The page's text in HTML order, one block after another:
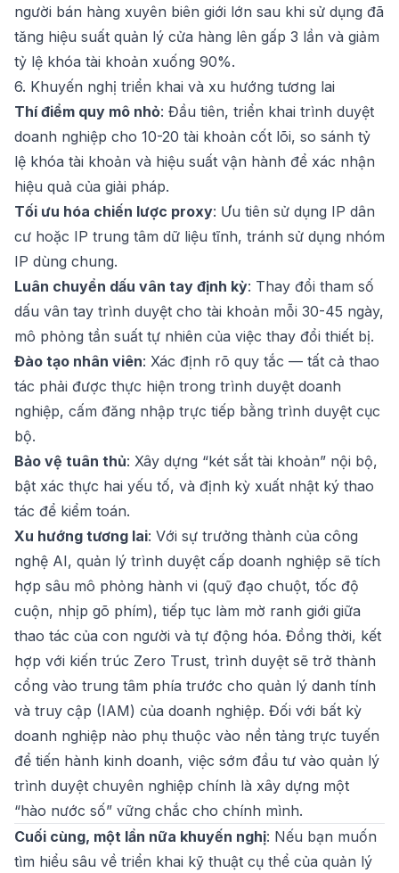
người bán hàng xuyên biên giới lớn sau khi sử dụng đã
tăng hiệu suất quản lý cửa hàng lên gấp 3 lần và giảm
tỷ lệ khóa tài khoản xuống 90%.
6. Khuyến nghị triển khai và xu hướng tương lai
Thí điểm quy mô nhỏ: Đầu tiên, triển khai trình duyệt
doanh nghiệp cho 10-20 tài khoản cốt lõi, so sánh tỷ
lệ khóa tài khoản và hiệu suất vận hành để xác nhận
hiệu quả của giải pháp.
Tối ưu hóa chiến lược proxy: Ưu tiên sử dụng IP dân
cư hoặc IP trung tâm dữ liệu tĩnh, tránh sử dụng nhóm
IP dùng chung.
Luân chuyển dấu vân tay định kỳ: Thay đổi tham số
dấu vân tay trình duyệt cho tài khoản mỗi 30-45 ngày,
mô phỏng tần suất tự nhiên của việc thay đổi thiết bị.
Đào tạo nhân viên: Xác định rõ quy tắc — tất cả thao
tác phải được thực hiện trong trình duyệt doanh
nghiệp, cấm đăng nhập trực tiếp bằng trình duyệt cục
bộ.
Bảo vệ tuân thủ: Xây dựng “két sắt tài khoản” nội bộ,
bật xác thực hai yếu tố, và định kỳ xuất nhật ký thao
tác để kiểm toán.
Xu hướng tương lai: Với sự trưởng thành của công
nghệ AI, quản lý trình duyệt cấp doanh nghiệp sẽ tích
hợp sâu mô phỏng hành vi (quỹ đạo chuột, tốc độ
cuộn, nhịp gõ phím), tiếp tục làm mờ ranh giới giữa
thao tác của con người và tự động hóa. Đồng thời, kết
hợp với kiến trúc Zero Trust, trình duyệt sẽ trở thành
cổng vào trung tâm phía trước cho quản lý danh tính
và truy cập (IAM) của doanh nghiệp. Đối với bất kỳ
doanh nghiệp nào phụ thuộc vào nền tảng trực tuyến
để tiến hành kinh doanh, việc sớm đầu tư vào quản lý
trình duyệt chuyên nghiệp chính là xây dựng một
“hào nước số” vững chắc cho chính mình.
Cuối cùng, một lần nữa khuyến nghị: Nếu bạn muốn
tìm hiểu sâu về triển khai kỹ thuật cụ thể của quản lý